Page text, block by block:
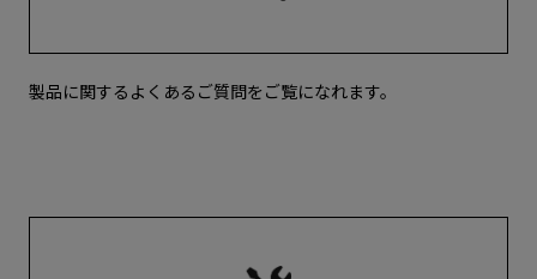
製品に関するよくあるご質問をご覧になれます。